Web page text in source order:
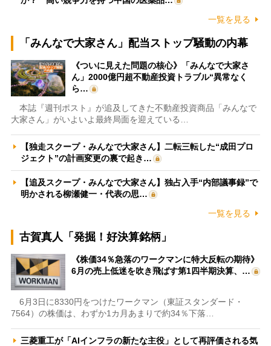
一覧を見る
「みんなで大家さん」配当ストップ騒動の内幕
《ついに見えた問題の核心》「みんなで大家さ
ん」2000億円超不動産投資トラブル“異常なく
ら…
本誌『週刊ポスト』が追及してきた不動産投資商品「みんなで
大家さん」がいよいよ最終局面を迎えている…
【独走スクープ・みんなで大家さん】二転三転した“成田プロ
ジェクト”の計画変更の裏で起き…
【追及スクープ・みんなで大家さん】独占入手“内部議事録”で
明かされる柳瀬健一・代表の思…
一覧を見る
古賀真人「発掘！好決算銘柄」
《株価34％急落のワークマンに特大反転の期待》
6月の売上低迷を吹き飛ばす第1四半期決算、…
6月3日に8330円をつけたワークマン（東証スタンダード・
7564）の株価は、わずか1カ月あまりで約34％下落…
三菱重工が「AIインフラの新たな主役」として再評価される気